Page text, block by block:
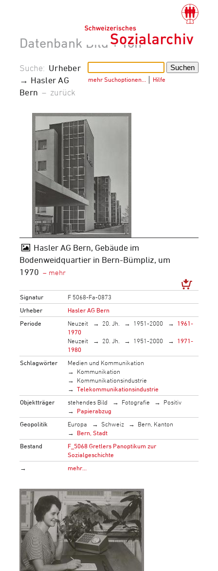
Datenbank Bild + Ton
mehr Suchoptionen… Hilfe
Suche: Urheber
→ Hasler AG
Bern – zurück
Hasler AG Bern, Gebäude im
Bodenweidquartier in Bern-Bümpliz, um
1970
Signatur
F 5068-Fa-0873
Urheber
Hasler AG Bern
Periode
Neuzeit 20. Jh. 1951-2000
1961-
1970
Neuzeit
20. Jh. 1951-2000
1971-
1980
Schlagwörter
Medien und Kommunikation
Kommunikation
Kommunikationsindustrie
Telekommunikationsindustrie
Objektträger
stehendes Bild Fotografie
Positiv
Papierabzug
Geopolitik
Europa Schweiz
Bern, Kanton
Bern, Stadt
Bestand
F_5068 Gretlers Panoptikum zur
Sozialgeschichte
→
mehr…